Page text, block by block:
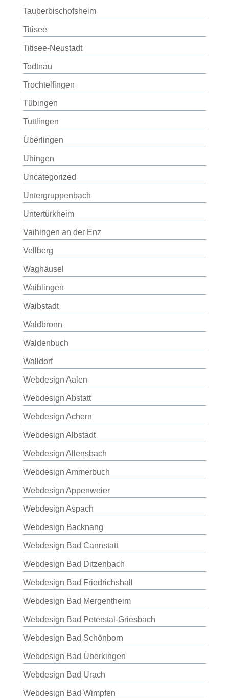
Tauberbischofsheim
Titisee
Titisee-Neustadt
Todtnau
Trochtelfingen
Tübingen
Tuttlingen
Überlingen
Uhingen
Uncategorized
Untergruppenbach
Untertürkheim
Vaihingen an der Enz
Vellberg
Waghäusel
Waiblingen
Waibstadt
Waldbronn
Waldenbuch
Walldorf
Webdesign Aalen
Webdesign Abstatt
Webdesign Achern
Webdesign Albstadt
Webdesign Allensbach
Webdesign Ammerbuch
Webdesign Appenweier
Webdesign Aspach
Webdesign Backnang
Webdesign Bad Cannstatt
Webdesign Bad Ditzenbach
Webdesign Bad Friedrichshall
Webdesign Bad Mergentheim
Webdesign Bad Peterstal-Griesbach
Webdesign Bad Schönborn
Webdesign Bad Überkingen
Webdesign Bad Urach
Webdesign Bad Wimpfen